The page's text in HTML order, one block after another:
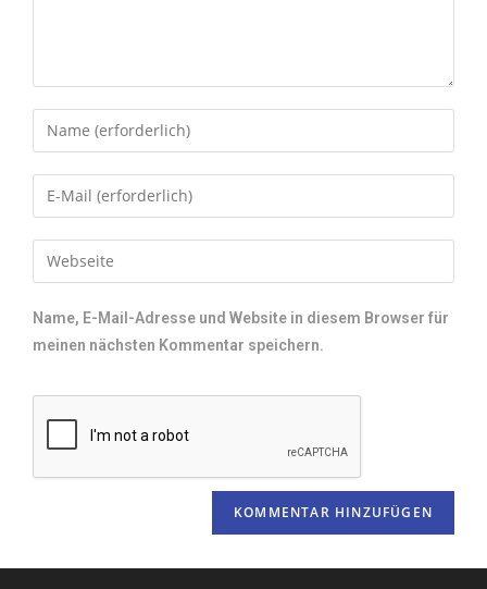
Name, E-Mail-Adresse und Website in diesem Browser für
meinen nächsten Kommentar speichern.